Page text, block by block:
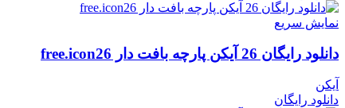
نمایش سریع
دانلود رایگان 26 آیکن پارچه بافت دار free.icon26
آیکن
دانلود رایگان